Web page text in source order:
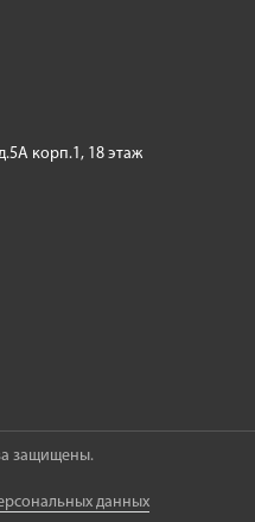
корп.1, 18 этаж
защищены.
данных